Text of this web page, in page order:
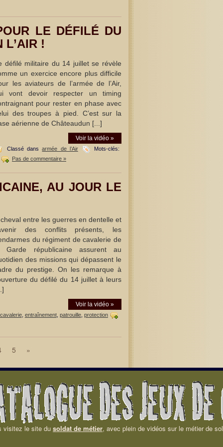
LE DÉFILÉ DU
L’AIR !
défilé militaire du 14 juillet se révèle
un exercice encore plus difficile
les aviateurs de l’armée de l’Air,
vont devoir respecter un timing
pour rester en phase avec
des troupes à pied. C’est sur la
aérienne de Châteaudun [...]
Voir la vidéo »
Classé dansarmée de l’Air
Mots-clés:
Pas de commentaire »
AU JOUR LE
entre les guerres en dentelle et
des conflits présents, les
du régiment de cavalerie de
Garde républicaine assurent au
des missions qui dépassent le
du prestige. On les remarque à
du défilé du 14 juillet à leurs
Voir la vidéo »
cavalerie, entraînement, patrouille, protection
5 »
visitez le site du soldat de métier, avec plein de vidéos sur le métier de